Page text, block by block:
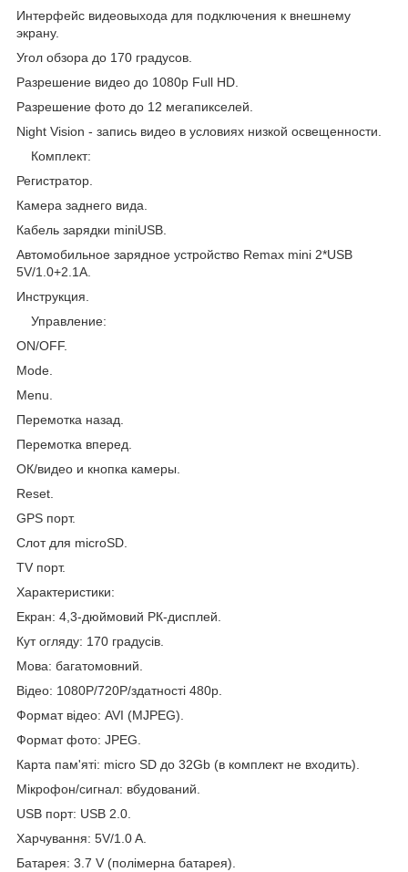
Интерфейс видеовыхода для подключения к внешнему
экрану.
Угол обзора до 170 градусов.
Разрешение видео до 1080p Full HD.
Разрешение фото до 12 мегапикселей.
Night Vision - запись видео в условиях низкой освещенности.
Комплект:
Регистратор.
Камера заднего вида.
Кабель зарядки miniUSB.
Автомобильное зарядное устройство Remax mini 2*USB
5V/1.0+2.1A.
Инструкция.
Управление:
ON/OFF.
Mode.
Menu.
Перемотка назад.
Перемотка вперед.
ОК/видео и кнопка камеры.
Reset.
GPS порт.
Слот для microSD.
TV порт.
Характеристики:
Екран: 4,3-дюймовий РК-дисплей.
Кут огляду: 170 градусів.
Мова: багатомовний.
Відео: 1080Р/720Р/здатності 480р.
Формат відео: AVI (MJPEG).
Формат фото: JPEG.
Карта пам'яті: micro SD до 32Gb (в комплект не входить).
Мікрофон/сигнал: вбудований.
USB порт: USB 2.0.
Харчування: 5V/1.0 A.
Батарея: 3.7 V (полімерна батарея).